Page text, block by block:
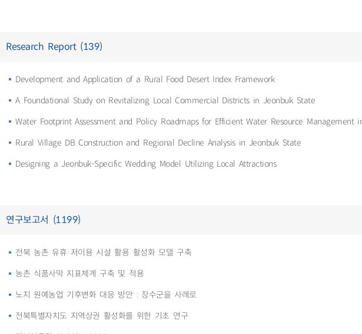
Research Report (139)
Development and Application of a Rural Food Desert Index Framework
A Foundational Study on Revitalizing Local Commercial Districts in Jeonbuk State
Water Footprint Assessment and Policy Roadmaps for Efficient Water Resource Management
Rural Village DB Construction and Regional Decline Analysis in Jeonbuk State
Designing a Jeonbuk-Specific Wedding Model Utilizing Local Attractions
연구보고서 (1199)
전북 농촌 유휴·저이용 시설 활용 활성화 모델 구축
농촌 식품사막 지표체계 구축 및 적용
노지 원예농업 기후변화 대응 방안 : 장수군을 사례로
전북특별자치도 지역상권 활성화를 위한 기초 연구